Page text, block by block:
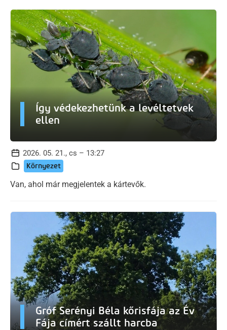
Így védekezhetünk a levéltetvek
ellen
2026. 05. 21., cs – 13:27
Környezet
Van, ahol már megjelentek a kártevők.
Gróf Serényi Béla kőrisfája az Év
Fája címért szállt harcba